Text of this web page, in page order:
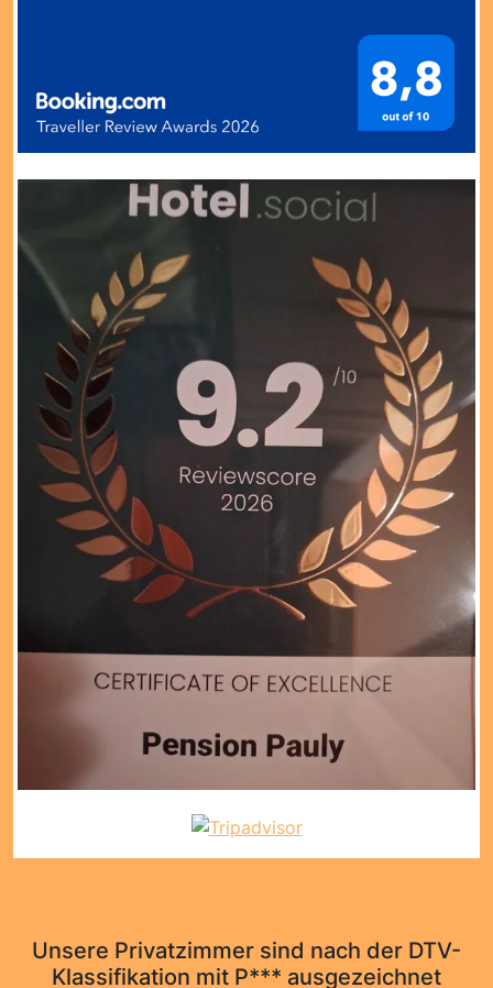
Unsere Privatzimmer sind nach der DTV-
Klassifikation mit P*** ausgezeichnet